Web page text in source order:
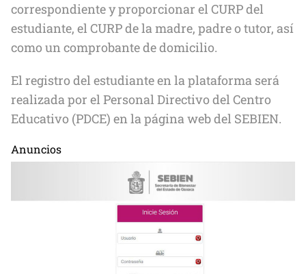
correspondiente y proporcionar el CURP del
estudiante, el CURP de la madre, padre o tutor, así
como un comprobante de domicilio.
El registro del estudiante en la plataforma será
realizada por el Personal Directivo del Centro
Educativo (PDCE) en la página web del SEBIEN.
Anuncios